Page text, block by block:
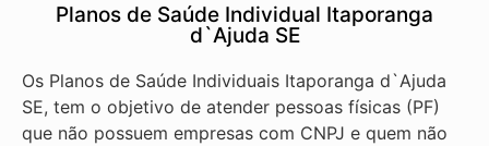
Planos de Saúde Individual Itaporanga
d`Ajuda SE
Os Planos de Saúde Individuais Itaporanga d`Ajuda
SE, tem o objetivo de atender pessoas físicas (PF)
que não possuem empresas com CNPJ e quem não